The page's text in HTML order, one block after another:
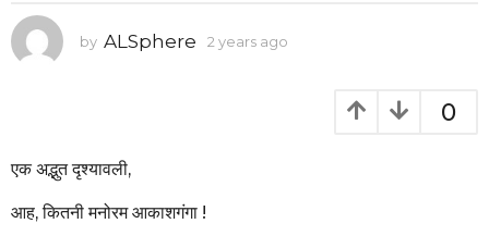
s
a
y
a
by ALSphere 2 years ago
0
एक अद्भुत दृश्यावली,
आह, कितनी मनोरम आकाशगंगा !